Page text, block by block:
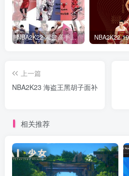
NBA2K22 灌篮高手面补合集
上一篇
NBA2K23 海盗王黑胡子面补
相关推荐